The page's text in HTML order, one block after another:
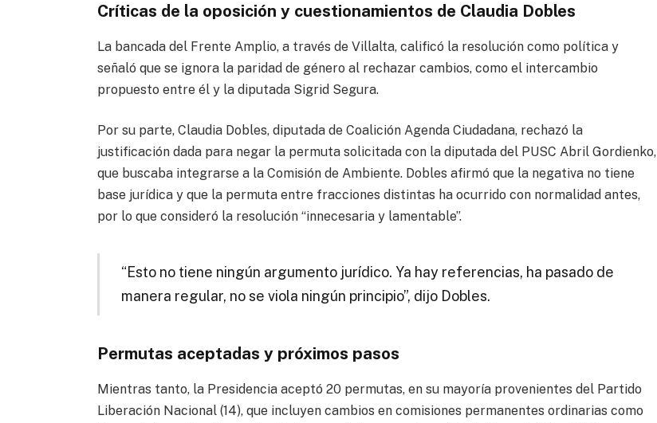
Críticas de la oposición y cuestionamientos de Claudia Dobles
La bancada del Frente Amplio, a través de Villalta, calificó la resolución como política y
señaló que se ignora la paridad de género al rechazar cambios, como el intercambio
propuesto entre él y la diputada Sigrid Segura.
Por su parte, Claudia Dobles, diputada de Coalición Agenda Ciudadana, rechazó la
justificación dada para negar la permuta solicitada con la diputada del PUSC Abril Gordienko,
que buscaba integrarse a la Comisión de Ambiente. Dobles afirmó que la negativa no tiene
base jurídica y que la permuta entre fracciones distintas ha ocurrido con normalidad antes,
por lo que consideró la resolución “innecesaria y lamentable”.
“Esto no tiene ningún argumento jurídico. Ya hay referencias, ha pasado de
manera regular, no se viola ningún principio”, dijo Dobles.
Permutas aceptadas y próximos pasos
Mientras tanto, la Presidencia aceptó 20 permutas, en su mayoría provenientes del Partido
Liberación Nacional (14), que incluyen cambios en comisiones permanentes ordinarias como